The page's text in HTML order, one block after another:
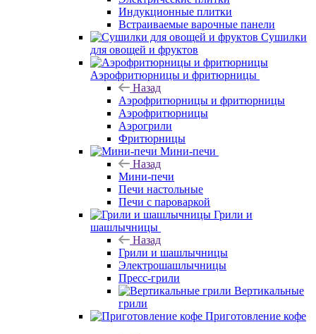
Индукционные плитки
Встраиваемые варочные панели
Сушилки
для овощей и фруктов
Аэрофритюрницы и фритюрницы
Назад
Аэрофритюрницы и фритюрницы
Аэрофритюрницы
Аэрогрили
Фритюрницы
Мини-печи
Назад
Мини-печи
Печи настольные
Печи с пароваркой
Грили и
шашлычницы
Назад
Грили и шашлычницы
Электрошашлычницы
Пресс-грили
Вертикальные
грили
Приготовление кофе